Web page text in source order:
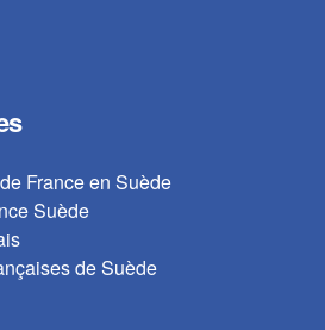
France en Suède
Suède
de Suède